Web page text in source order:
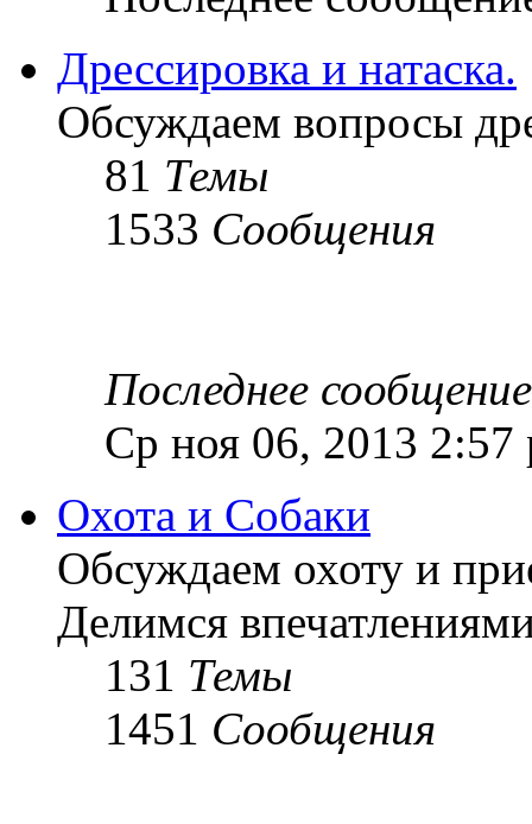
Дрессировка и натаска.
Обсуждаем вопросы
81 Темы
1533 Сообщения
Последнее сообщение
Ср ноя 06, 2013 2:57
Охота и Собаки
Обсуждаем охоту и
Делимся
131 Темы
1451 Сообщения